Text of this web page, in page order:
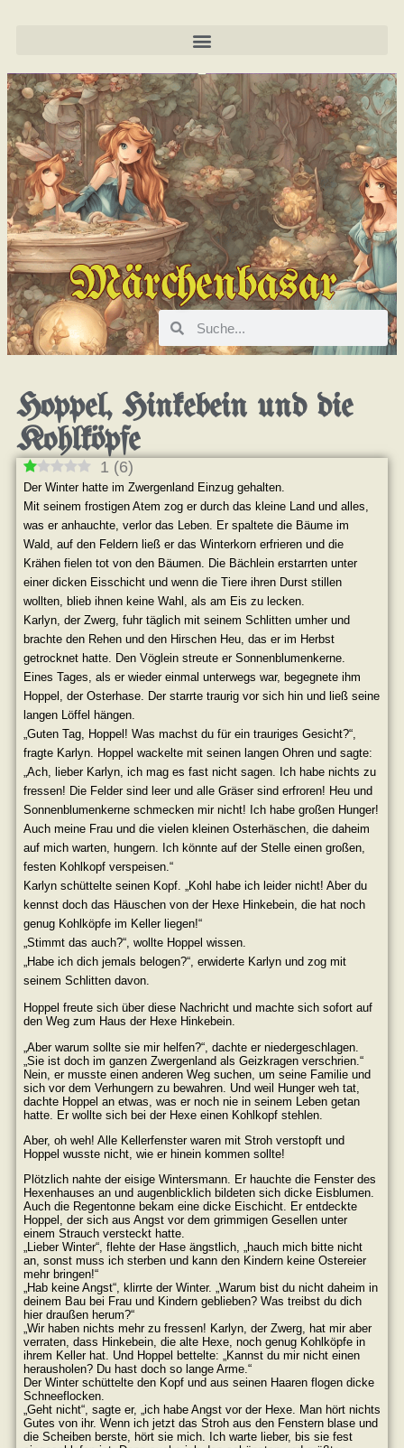
Märchenbasar
Hoppel, Hinkebein und die
Kohlköpfe
1 (6)
Der Winter hatte im Zwergenland Einzug gehalten.
Mit seinem frostigen Atem zog er durch das kleine Land und alles,
was er anhauchte, verlor das Leben. Er spaltete die Bäume im
Wald, auf den Feldern ließ er das Winterkorn erfrieren und die
Krähen fielen tot von den Bäumen. Die Bächlein erstarrten unter
einer dicken Eisschicht und wenn die Tiere ihren Durst stillen
wollten, blieb ihnen keine Wahl, als am Eis zu lecken.
Karlyn, der Zwerg, fuhr täglich mit seinem Schlitten umher und
brachte den Rehen und den Hirschen Heu, das er im Herbst
getrocknet hatte. Den Vöglein streute er Sonnenblumenkerne.
Eines Tages, als er wieder einmal unterwegs war, begegnete ihm
Hoppel, der Osterhase. Der starrte traurig vor sich hin und ließ seine
langen Löffel hängen.
„Guten Tag, Hoppel! Was machst du für ein trauriges Gesicht?“,
fragte Karlyn. Hoppel wackelte mit seinen langen Ohren und sagte:
„Ach, lieber Karlyn, ich mag es fast nicht sagen. Ich habe nichts zu
fressen! Die Felder sind leer und alle Gräser sind erfroren! Heu und
Sonnenblumenkerne schmecken mir nicht! Ich habe großen Hunger!
Auch meine Frau und die vielen kleinen Osterhäschen, die daheim
auf mich warten, hungern. Ich könnte auf der Stelle einen großen,
festen Kohlkopf verspeisen.“
Karlyn schüttelte seinen Kopf. „Kohl habe ich leider nicht! Aber du
kennst doch das Häuschen von der Hexe Hinkebein, die hat noch
genug Kohlköpfe im Keller liegen!“
„Stimmt das auch?“, wollte Hoppel wissen.
„Habe ich dich jemals belogen?“, erwiderte Karlyn und zog mit
seinem Schlitten davon.
Hoppel freute sich über diese Nachricht und machte sich sofort auf
den Weg zum Haus der Hexe Hinkebein.
„Aber warum sollte sie mir helfen?“, dachte er niedergeschlagen.
„Sie ist doch im ganzen Zwergenland als Geizkragen verschrien.“
Nein, er musste einen anderen Weg suchen, um seine Familie und
sich vor dem Verhungern zu bewahren. Und weil Hunger weh tat,
dachte Hoppel an etwas, was er noch nie in seinem Leben getan
hatte. Er wollte sich bei der Hexe einen Kohlkopf stehlen.
Aber, oh weh! Alle Kellerfenster waren mit Stroh verstopft und
Hoppel wusste nicht, wie er hinein kommen sollte!
Plötzlich nahte der eisige Wintersmann. Er hauchte die Fenster des
Hexenhauses an und augenblicklich bildeten sich dicke Eisblumen.
Auch die Regentonne bekam eine dicke Eischicht. Er entdeckte
Hoppel, der sich aus Angst vor dem grimmigen Gesellen unter
einem Strauch versteckt hatte.
„Lieber Winter“, flehte der Hase ängstlich, „hauch mich bitte nicht
an, sonst muss ich sterben und kann den Kindern keine Ostereier
mehr bringen!“
„Hab keine Angst“, klirrte der Winter. „Warum bist du nicht daheim in
deinem Bau bei Frau und Kindern geblieben? Was treibst du dich
hier draußen herum?“
„Wir haben nichts mehr zu fressen! Karlyn, der Zwerg, hat mir aber
verraten, dass Hinkebein, die alte Hexe, noch genug Kohlköpfe in
ihrem Keller hat. Und Hoppel bettelte: „Kannst du mir nicht einen
herausholen? Du hast doch so lange Arme.“
Der Winter schüttelte den Kopf und aus seinen Haaren flogen dicke
Schneeflocken.
„Geht nicht“, sagte er, „ich habe Angst vor der Hexe. Man hört nichts
Gutes von ihr. Wenn ich jetzt das Stroh aus den Fenstern blase und
die Scheiben berste, hört sie mich. Ich warte lieber, bis sie fest